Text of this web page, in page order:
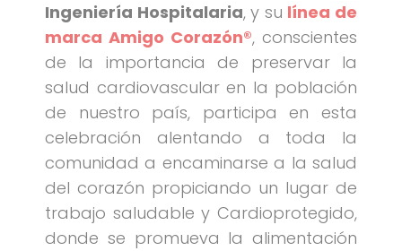
Ingeniería Hospitalaria, y su línea de
marca Amigo Corazón®, conscientes
de la importancia de preservar la
salud cardiovascular en la población
de nuestro país, participa en esta
celebración alentando a toda la
comunidad a encaminarse a la salud
del corazón propiciando un lugar de
trabajo saludable y Cardioprotegido,
donde se promueva la alimentación